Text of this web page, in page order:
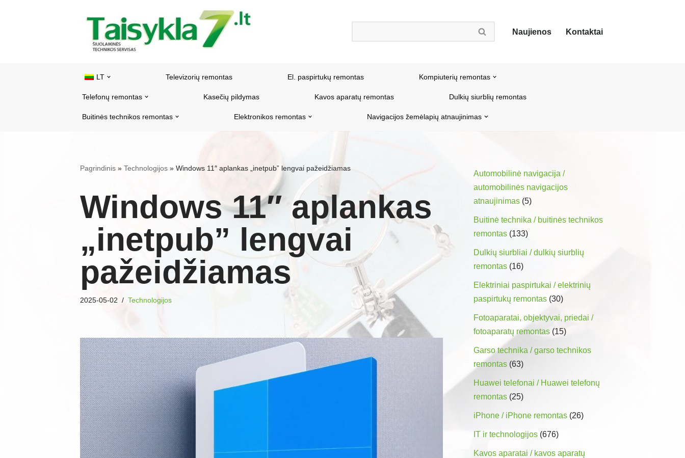
Naujienos Kontaktai
LT Televizorių remontas El. paspirtukų remontas Kompiuterių remontas
Telefonų remontas Kasečių pildymas Kavos aparatų remontas Dulkių siurblių remontas
Buitinės technikos remontas Elektronikos remontas Navigacijos žemėlapių atnaujinimas
Pagrindinis » Technologijos » Windows 11″ aplankas „inetpub” lengvai pažeidžiamas
Windows 11″ aplankas
„inetpub” lengvai
pažeidžiamas
2025-05-02 Technologijos
Automobilinė navigacija /
automobilinės navigacijos
atnaujinimas (5)
Buitinė technika / buitinės technikos
remontas (133)
Dulkių siurbliai / dulkių siurblių
remontas (16)
Elektriniai paspirtukai / elektrinių
paspirtukų remontas (30)
Fotoaparatai, objektyvai, priedai /
fotoaparatų remontas (15)
Garso technika / garso technikos
remontas (63)
Huawei telefonai / Huawei telefonų
remontas (25)
iPhone / iPhone remontas (26)
IT ir technologijos (676)
Kavos aparatai / kavos aparatų